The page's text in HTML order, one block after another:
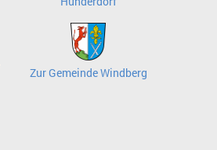
Zur Gemeinde Windberg